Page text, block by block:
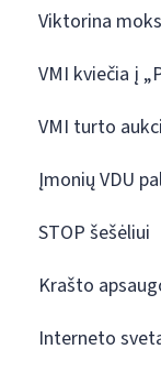
Viktorina
VMI kviečia į
VMI turto
Įmonių VDU
STOP šešėliui
Krašto
Interneto